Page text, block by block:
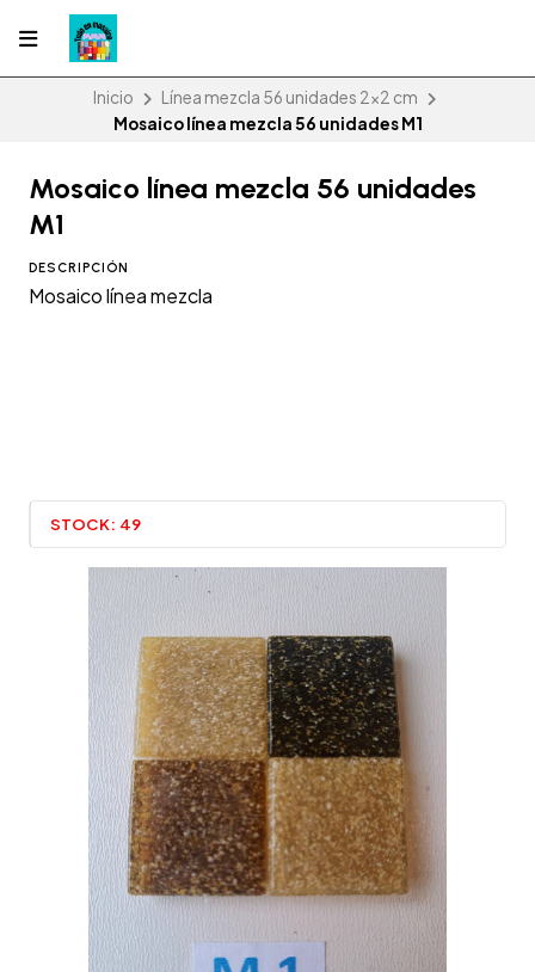
Inicio
Línea mezcla 56 unidades 2x2 cm
Mosaico línea mezcla 56 unidades M1
Mosaico línea mezcla 56 unidades
M1
DESCRIPCIÓN
Mosaico línea mezcla
STOCK: 49